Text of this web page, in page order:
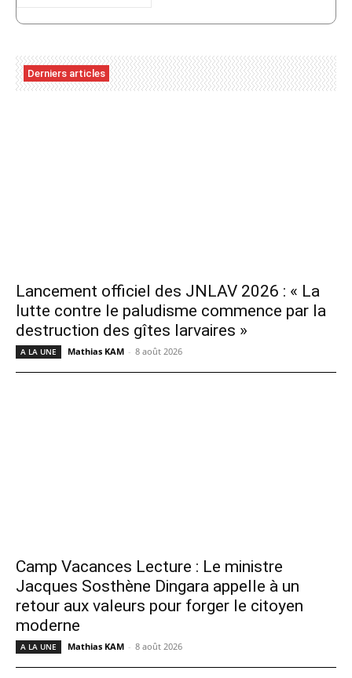
Derniers articles
Lancement officiel des JNLAV 2026 : « La
lutte contre le paludisme commence par la
destruction des gîtes larvaires »
A LA UNE Mathias KAM - 8 août 2026
Camp Vacances Lecture : Le ministre
Jacques Sosthène Dingara appelle à un
retour aux valeurs pour forger le citoyen
moderne
A LA UNE Mathias KAM - 8 août 2026